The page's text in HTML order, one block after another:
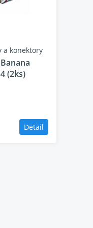
pro
živého
a konektory
(2ks)
Detail